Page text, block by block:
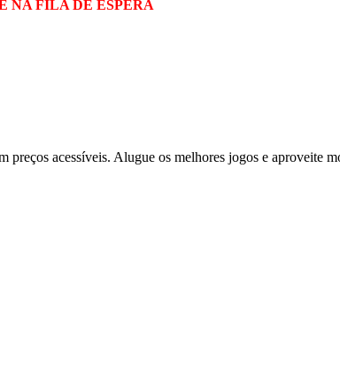
NA FILA DE ESPERA
acessíveis. Alugue os melhores jogos e aproveite